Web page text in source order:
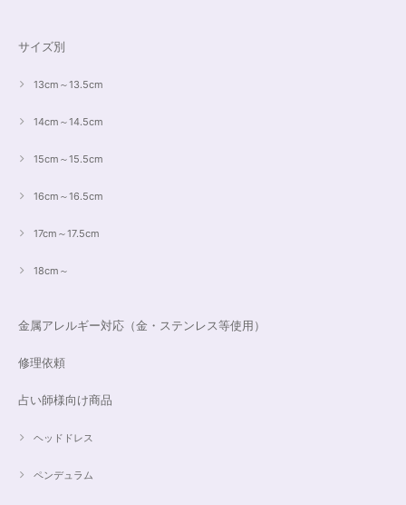
サイズ別
13cm～13.5cm
14cm～14.5cm
15cm～15.5cm
16cm～16.5cm
17cm～17.5cm
18cm～
金属アレルギー対応（金・ステンレス等使用）
修理依頼
占い師様向け商品
ヘッドドレス
ペンデュラム